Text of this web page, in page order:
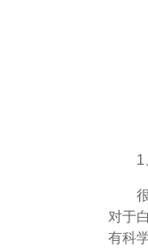
1、
很
对于
有科